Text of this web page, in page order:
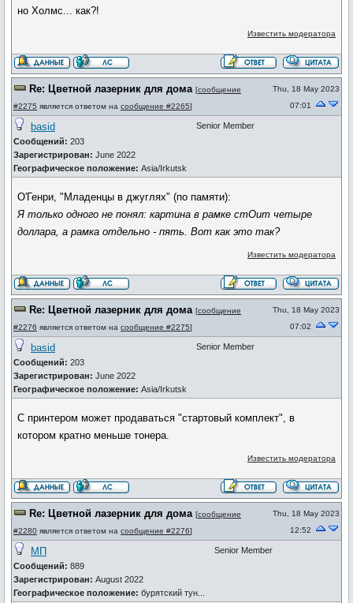
но Холмс... как?!
Известить модератора
Re: Цветной лазерник для дома [сообщение
#2275 является ответом на сообщение #2265]
Thu, 18 May 2023
07:01
basid
Сообщений: 203
Зарегистрирован: June 2022
Географическое положение: Asia/Irkutsk
Senior Member
О'Генри, "Младенцы в джуглях" (по памяти):
Я только одного не понял: картина в рамке стОит четыре
доллара, а рамка отдельно - пять. Вот как это так?
Известить модератора
Re: Цветной лазерник для дома [сообщение
#2276 является ответом на сообщение #2275]
Thu, 18 May 2023
07:02
basid
Сообщений: 203
Зарегистрирован: June 2022
Географическое положение: Asia/Irkutsk
Senior Member
С принтером может продаваться "стартовый комплект", в
котором кратно меньше тонера.
Известить модератора
Re: Цветной лазерник для дома [сообщение
#2280 является ответом на сообщение #2276]
Thu, 18 May 2023
12:52
МП
Сообщений: 889
Зарегистрирован: August 2022
Географическое положение: бурятский тун...
Senior Member